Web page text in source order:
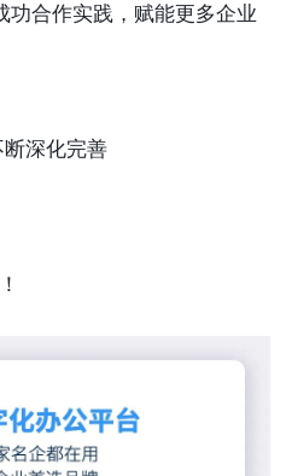
功合作实践，赋能更多企业
深化完善